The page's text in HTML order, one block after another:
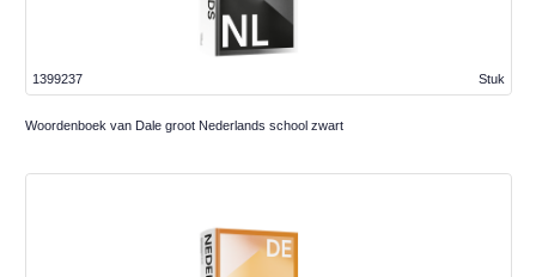
Stuk
1399237
Woordenboek van Dale groot Nederlands school zwart